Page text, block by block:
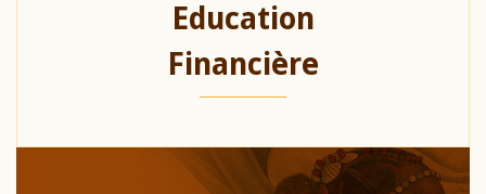
Education
Financière